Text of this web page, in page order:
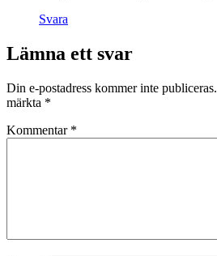
Svara
Lämna ett svar
Din e-postadress kommer inte publiceras.
märkta *
Kommentar *